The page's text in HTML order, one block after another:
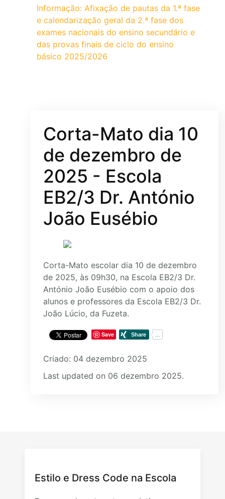
Informação: Afixação de pautas da 1.ª fase
e calendarização geral da 2.ª fase dos
exames nacionais do ensino secundário e
das provas finais de ciclo do ensino
básico 2025/2026
Corta-Mato dia 10
de dezembro de
2025 - Escola
EB2/3 Dr. António
João Eusébio
Corta-Mato escolar dia 10 de dezembro
de 2025, às 09h30, na Escola EB2/3 Dr.
António João Eusébio com o apoio dos
alunos e professores da Escola EB2/3 Dr.
João Lúcio, da Fuzeta.
Save
Criado: 04 dezembro 2025
Last updated on 06 dezembro 2025.
Estilo e Dress Code na Escola